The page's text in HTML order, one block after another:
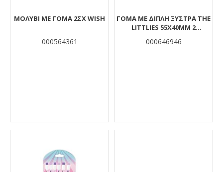
ΜΟΛΥΒΙ ΜΕ ΓΟΜΑ 2ΣΧ WISH
000564361
ΓΌΜΑ ΜΕ ΔΙΠΛΉ ΞΎΣΤΡΑ THE
LITTLIES 55X40MM 2
000646946